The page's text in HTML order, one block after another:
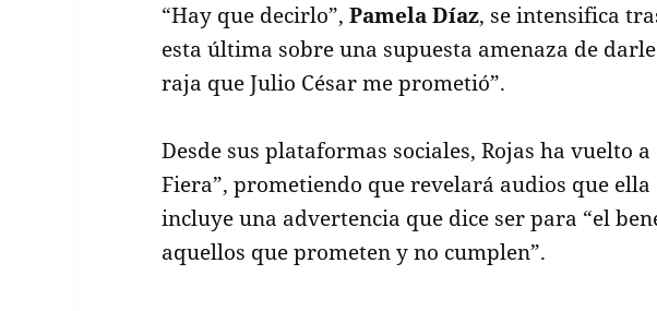
“Hay que decirlo”,Pamela Díaz, se intensifica
esta última sobre una supuesta amenaza de
raja que Julio César me prometió”.
Desde sus plataformas sociales, Rojas ha vuelto
Fiera”, prometiendo que revelará audios que ella
incluye una advertencia que dice ser para “el
aquellos que prometen y no cumplen”.